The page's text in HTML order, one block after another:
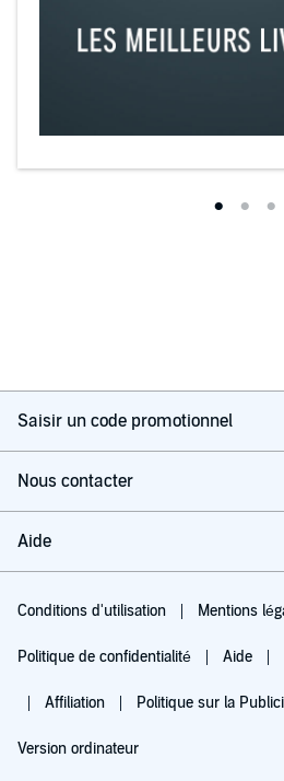
Saisir un code promotionnel
Nous contacter
Aide
Conditions d'utilisation Mentions
Politique de confidentialité Aide
Affiliation Politique sur la
Version ordinateur